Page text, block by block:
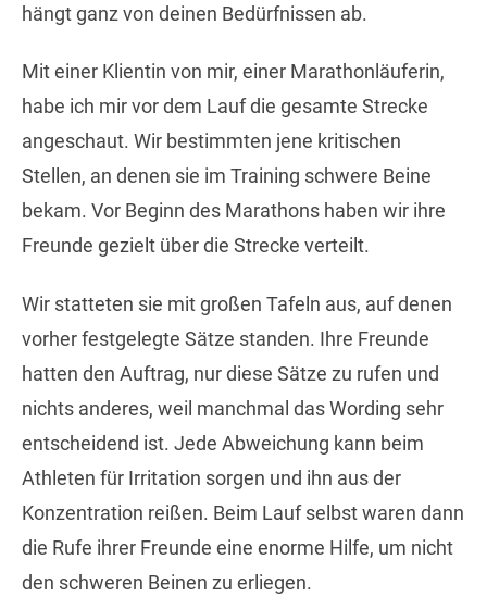
hängt ganz von deinen Bedürfnissen ab.
Mit einer Klientin von mir, einer Marathonläuferin,
habe ich mir vor dem Lauf die gesamte Strecke
angeschaut. Wir bestimmten jene kritischen
Stellen, an denen sie im Training schwere Beine
bekam. Vor Beginn des Marathons haben wir ihre
Freunde gezielt über die Strecke verteilt.
Wir statteten sie mit großen Tafeln aus, auf denen
vorher festgelegte Sätze standen. Ihre Freunde
hatten den Auftrag, nur diese Sätze zu rufen und
nichts anderes, weil manchmal das Wording sehr
entscheidend ist. Jede Abweichung kann beim
Athleten für Irritation sorgen und ihn aus der
Konzentration reißen. Beim Lauf selbst waren dann
die Rufe ihrer Freunde eine enorme Hilfe, um nicht
den schweren Beinen zu erliegen.